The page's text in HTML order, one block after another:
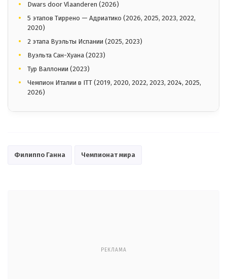
Dwars door Vlaanderen (2026)
5 этапов Тиррено — Адриатико (2026, 2025, 2023, 2022,
2020)
2 этапа Вуэльты Испании (2025, 2023)
Вуэльта Сан-Хуана (2023)
Тур Валлонии (2023)
Чемпион Италии в ITT (2019, 2020, 2022, 2023, 2024, 2025,
2026)
Филиппо Ганна Чемпионат мира
РЕКЛАМА